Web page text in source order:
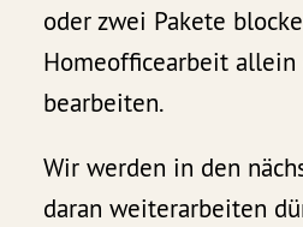
oder zwei Pakete
Homeofficearbeit allein
bearbeiten.
Wir werden in den
daran weiterarbeiten